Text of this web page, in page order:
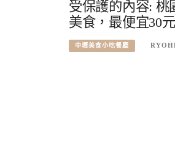
受保護的內容: 桃
美食，最便宜30
中壢美食小吃餐廳